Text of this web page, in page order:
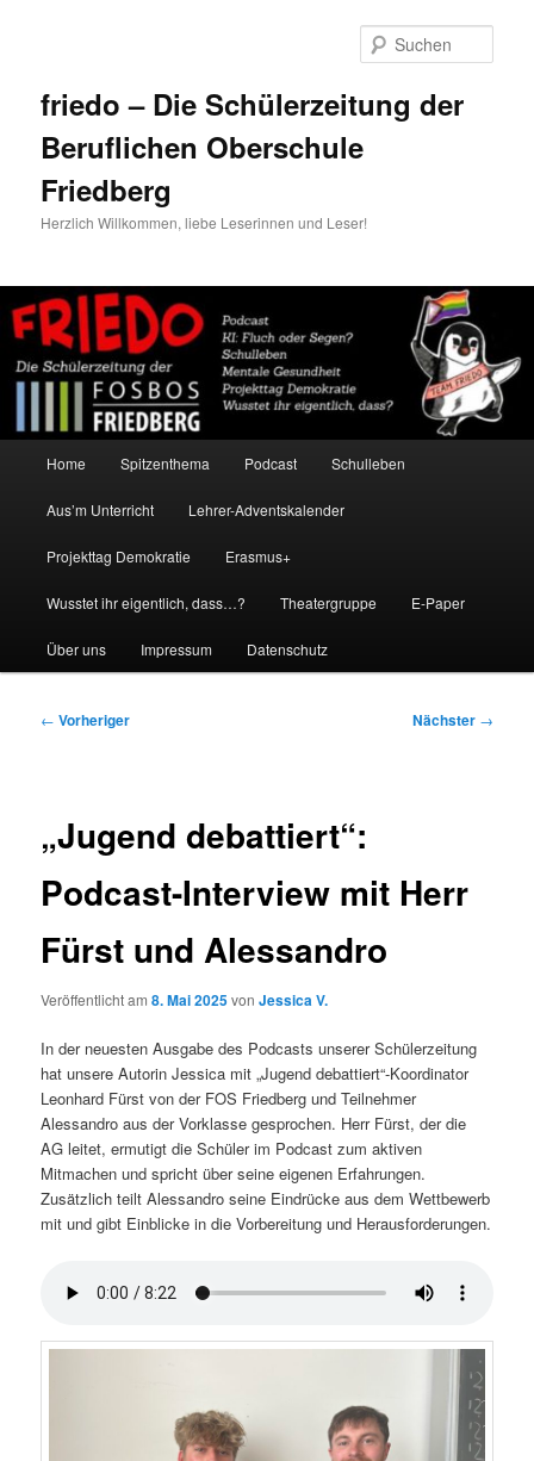
friedo – Die Schülerzeitung der
Beruflichen Oberschule
Friedberg
Herzlich Willkommen, liebe Leserinnen und Leser!
Home Spitzenthema Podcast Schulleben
Aus’m Unterricht Lehrer-Adventskalender
Projekttag Demokratie Erasmus+
Wusstet ihr eigentlich, dass…? Theatergruppe E-Paper
Über uns Impressum Datenschutz
Beitragsnavigation
← Vorheriger Nächster →
„Jugend debattiert“:
Podcast-Interview mit Herr
Fürst und Alessandro
Veröffentlicht am8. Mai 2025vonJessica V.
In der neuesten Ausgabe des Podcasts unserer Schülerzeitung
hat unsere Autorin Jessica mit „Jugend debattiert“-Koordinator
Leonhard Fürst von der FOS Friedberg und Teilnehmer
Alessandro aus der Vorklasse gesprochen. Herr Fürst, der die
AG leitet, ermutigt die Schüler im Podcast zum aktiven
Mitmachen und spricht über seine eigenen Erfahrungen.
Zusätzlich teilt Alessandro seine Eindrücke aus dem Wettbewerb
mit und gibt Einblicke in die Vorbereitung und Herausforderungen.